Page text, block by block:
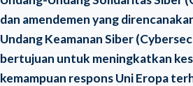
dan amendemen yang
Undang Keamanan Siber
bertujuan untuk meningkatkan
kemampuan respons Uni Eropa